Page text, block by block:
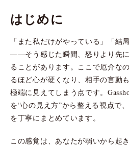
はじめに
「また私だけがやっている」「結
——そう感じた瞬間、怒りより先
ることがあります。ここで厄介な
るほど心が硬くなり、相手の言動
極端に見えてしまう点です。
を“心の見え方”から整える視点で
を丁寧にまとめています。
この感覚は、あなたが弱いから起